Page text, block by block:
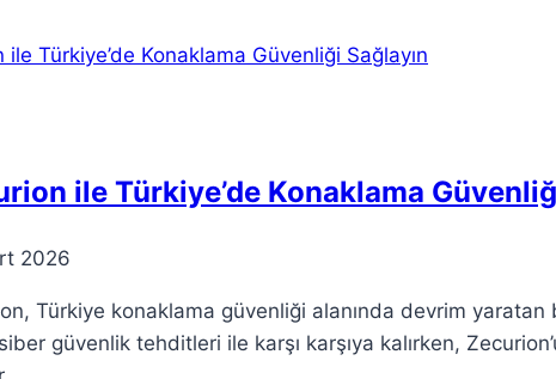
Gösteri
ile Türkiye’de Konaklama
2026
Türkiye konaklama güvenliği alanında devrim
güvenlik tehditleri ile karşı karşıya kalırken,